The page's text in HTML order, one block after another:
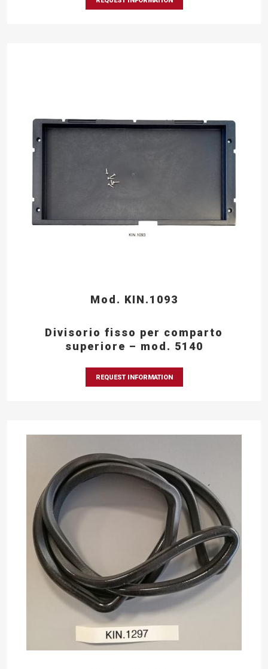
Mod. KIN.1093
Divisorio fisso per comparto
superiore – mod. 5140
REQUEST INFORMATION